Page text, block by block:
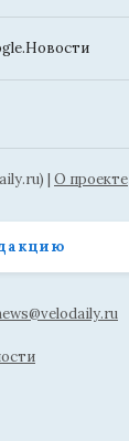
| О проекте